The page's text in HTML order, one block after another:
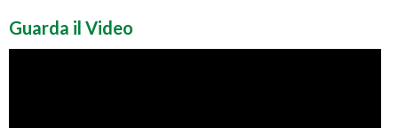
Guarda il Video